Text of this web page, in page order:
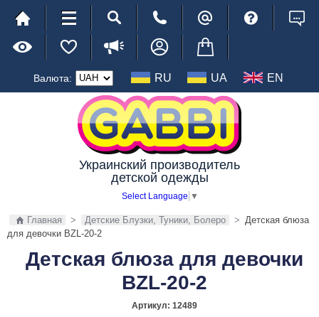
Валюта: RU UA EN
Украинский производитель
детской одежды
Select Language ▼
Главная > Детские Блузки, Туники, Болеро > Детская блюза
для девочки BZL-20-2
Детская блюза для девочки
BZL-20-2
Артикул: 12489